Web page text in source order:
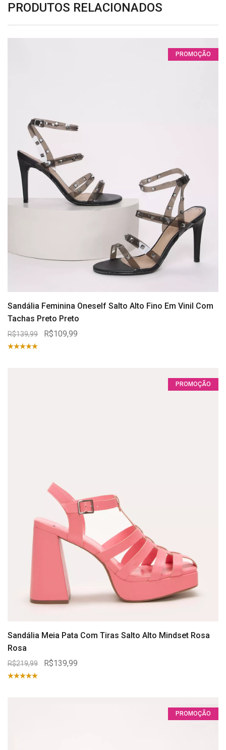
PRODUTOS RELACIONADOS
PROMOÇÃO
Sandália Feminina Oneself Salto Alto Fino Em Vinil Com
Tachas Preto Preto
R$139,99 R$109,99
PROMOÇÃO
Sandália Meia Pata Com Tiras Salto Alto Mindset Rosa
Rosa
R$219,99 R$139,99
PROMOÇÃO